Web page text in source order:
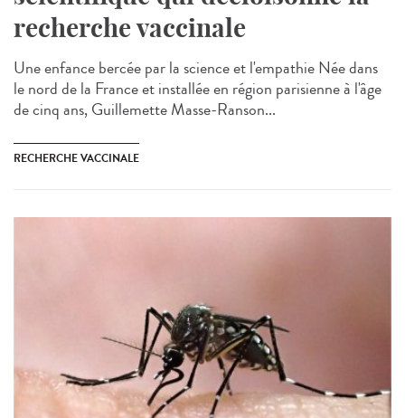
recherche vaccinale
Une enfance bercée par la science et l'empathie Née dans
le nord de la France et installée en région parisienne à l'âge
de cinq ans, Guillemette Masse-Ranson...
RECHERCHE VACCINALE